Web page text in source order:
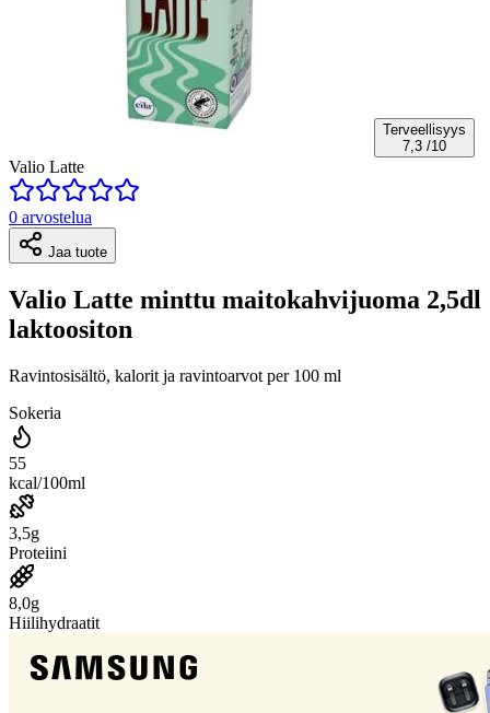
Terveellisyys
7,3 /10
Valio Latte
0 arvostelua
Jaa tuote
Valio Latte minttu maitokahvijuoma 2,5dl
laktoositon
Ravintosisältö, kalorit ja ravintoarvot per 100 ml
Sokeria
55
kcal/100ml
3,5g
Proteiini
8,0g
Hiilihydraatit